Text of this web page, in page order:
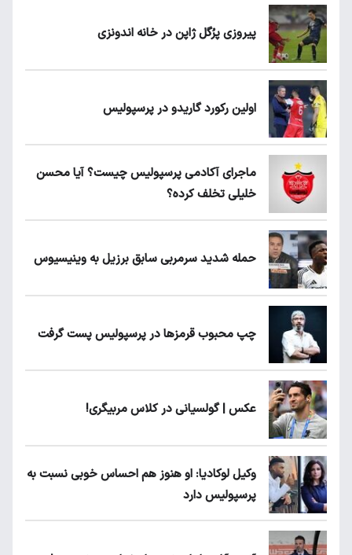
پیروزی پرُگل ژاپن در خانه اندونزی
اولین رکورد گاریدو در پرسپولیس
ماجرای آکادمی پرسپولیس چیست؟ آیا محسن
خلیلی تخلف کرده؟
حمله شدید سرمربی سابق برزیل به وینیسیوس
چپ محبوب قرمزها در پرسپولیس پست گرفت
عکس | گولسیانی در کلاس مربیگری!
وکیل لوکادیا: او هنوز هم احساس خوبی نسبت به
پرسپولیس دارد